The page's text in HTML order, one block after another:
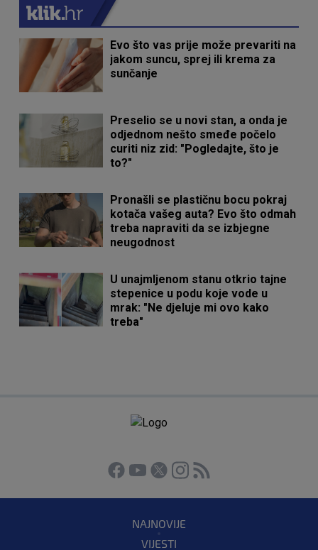
Evo što vas prije može prevariti na
jakom suncu, sprej ili krema za
sunčanje
Preselio se u novi stan, a onda je
odjednom nešto smeđe počelo
curiti niz zid: "Pogledajte, što je
to?"
Pronašli se plastičnu bocu pokraj
kotača vašeg auta? Evo što odmah
treba napraviti da se izbjegne
neugodnost
U unajmljenom stanu otkrio tajne
stepenice u podu koje vode u
mrak: "Ne djeluje mi ovo kako
treba"
NAJNOVIJE
VIJESTI